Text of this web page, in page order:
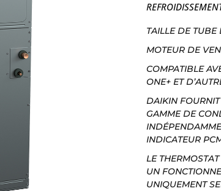
TAILLE DE TUBE
MOTEUR DE
COMPATIBLE
ONE+ ET
DAIKIN
GAMME DE
INDICATEUR
LE
UN
UNIQUEMENT